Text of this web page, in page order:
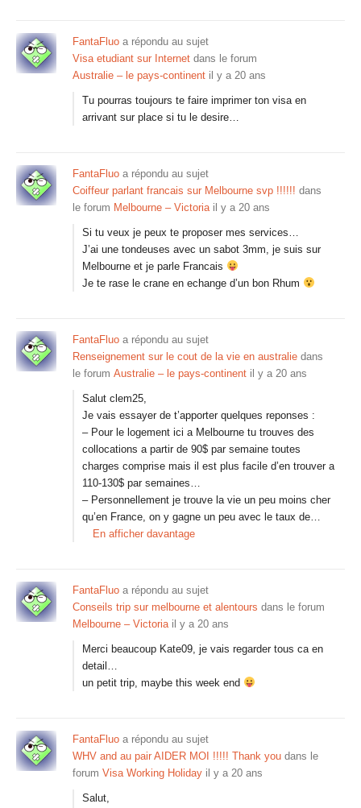
FantaFluo a répondu au sujet
Visa etudiant sur Internet dans le forum
Australie – le pays-continent il y a 20 ans
Tu pourras toujours te faire imprimer ton visa en
arrivant sur place si tu le desire…
FantaFluo a répondu au sujet
Coiffeur parlant francais sur Melbourne svp !!!!!! dans
le forum Melbourne – Victoria il y a 20 ans
Si tu veux je peux te proposer mes services…
J’ai une tondeuses avec un sabot 3mm, je suis sur
Melbourne et je parle Francais
Je te rase le crane en echange d’un bon Rhum
FantaFluo a répondu au sujet
Renseignement sur le cout de la vie en australie dans
le forum Australie – le pays-continent il y a 20 ans
Salut clem25,
Je vais essayer de t’apporter quelques reponses :
– Pour le logement ici a Melbourne tu trouves des
collocations a partir de 90$ par semaine toutes
charges comprise mais il est plus facile d’en trouver a
110-130$ par semaines…
– Personnellement je trouve la vie un peu moins cher
qu’en France, on y gagne un peu avec le taux de…
En afficher davantage
FantaFluo a répondu au sujet
Conseils trip sur melbourne et alentours dans le forum
Melbourne – Victoria il y a 20 ans
Merci beaucoup Kate09, je vais regarder tous ca en
detail…
un petit trip, maybe this week end
FantaFluo a répondu au sujet
WHV and au pair AIDER MOI !!!!! Thank you dans le
forum Visa Working Holiday il y a 20 ans
Salut,